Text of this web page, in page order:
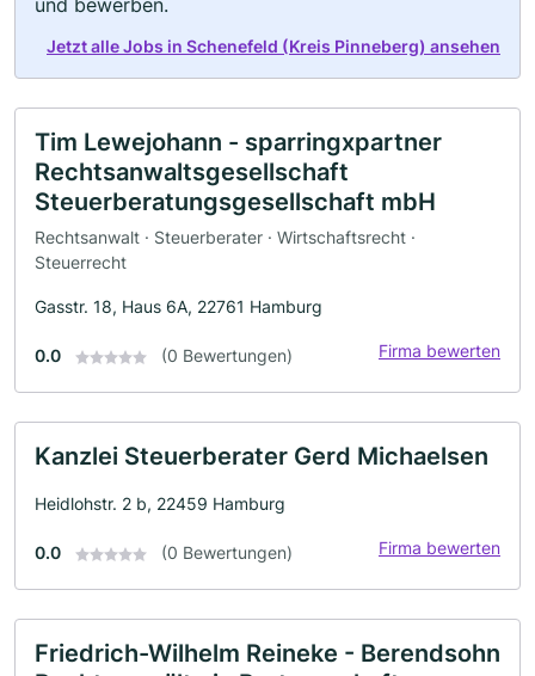
und bewerben.
Jetzt alle Jobs in Schenefeld (Kreis Pinneberg) ansehen
Tim Lewejohann - sparringxpartner
Rechtsanwaltsgesellschaft
Steuerberatungsgesellschaft mbH
Rechtsanwalt · Steuerberater · Wirtschaftsrecht ·
Steuerrecht
Gasstr. 18, Haus 6A, 22761 Hamburg
0.0 (0 Bewertungen) Firma bewerten
Kanzlei Steuerberater Gerd Michaelsen
Heidlohstr. 2 b, 22459 Hamburg
0.0 (0 Bewertungen) Firma bewerten
Friedrich-Wilhelm Reineke - Berendsohn